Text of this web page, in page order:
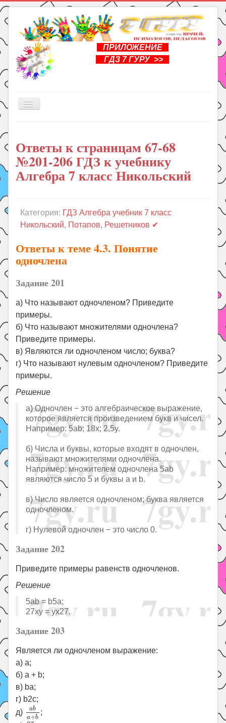
ПРИЛОЖЕНИЕ
ГДЗ 7 ГУРУ >>
Включить/
Книги
Рукоделие
Подготовка к школе
ГДЗ
Праздники
Психология
Летом!
Поиск
Ответы к страницам 67-68
№201-206 ГДЗ к учебнику
Алгебра 7 класс Никольский
Категория: ГДЗ Алгебра учебник 7 класс
Никольский, Потапов, Решетников ✔
Ответы к теме 4.3. Понятие
одночлена
Задание 201
а) Что называют одночленом? Приведите
примеры.
б) Что называют множителями одночлена?
Приведите примеры.
в) Являются ли одночленом число; буква?
г) Что называют нулевым одночленом? Приведите
примеры.
Решение
а) Одночлен − это алгебраическое выражение,
которое является произведением букв и чисел.
Например: 5ab; 18x; 2,5y.
б) Числа и буквы, которые входят в одночлен,
называют множителями одночлена.
Например: множителем одночлена 5ab
являются число 5 и буквы a и b.
в) Число является одночленом; буква является
одночленом.
г) Нулевой одночлен − это число 0.
Задание 202
Приведите примеры равенств одночленов.
Решение
5ab = b5a;
27xy = yx27.
Задание 203
Является ли одночленом выражение:
а) a;
б) a + b;
в) ba;
г) b2c;
д)
ab
a+b
aba
;